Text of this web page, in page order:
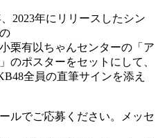
2023年にリリースしたシン
栗有以ちゃんセンターの「ア
のポスターをセットにして、
全員の直筆サインを添え
ルでご応募ください。メッセ